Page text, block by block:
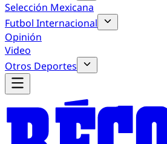
Selección Mexicana
Futbol Internacional
Opinión
Video
Otros Deportes